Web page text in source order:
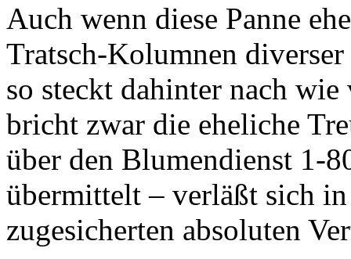
Auch wenn diese Panne
Tratsch-Kolumnen
so steckt dahinter nach
bricht zwar die eheliche
über den Blumendienst 1-
übermittelt – verläßt sich
zugesicherten absoluten